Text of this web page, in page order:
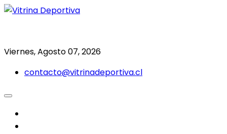
Saltar
Viernes, Agosto 07, 2026
contacto@vitrinadeportiva.cl